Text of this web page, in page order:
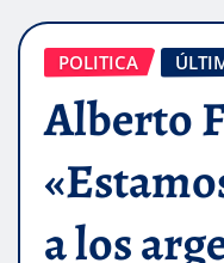
POLITICA
Alberto
a los